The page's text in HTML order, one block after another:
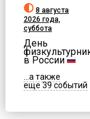
8 августа
2026 года,
суббота
День
в России
...а также
еще 39 событий